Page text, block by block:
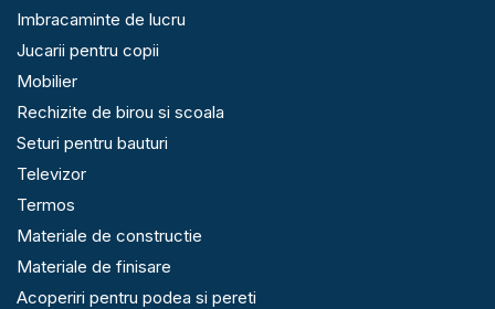
Imbracaminte de lucru
Jucarii pentru copii
Mobilier
Rechizite de birou si scoala
Seturi pentru bauturi
Televizor
Termos
Materiale de constructie
Materiale de finisare
Acoperiri pentru podea si pereti